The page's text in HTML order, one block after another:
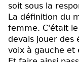
soit sous la
La définition du
femme. C'était
devais jouer des
voix à gauche et